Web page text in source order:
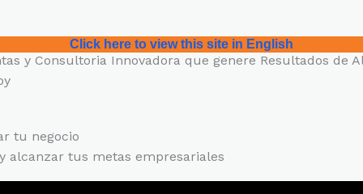
Click here to view this site in English
y Consultoria Innovadora que genere Resultados de
tu negocio
alcanzar tus metas empresariales